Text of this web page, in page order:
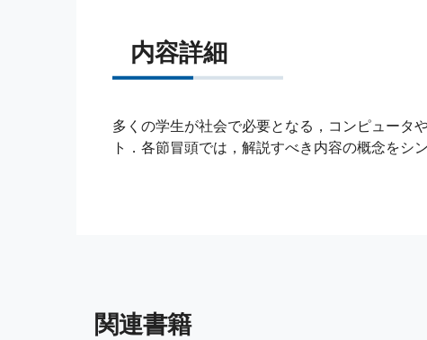
内容詳細
多くの学生が社会で必要となる，コンピュータ
ト．各節冒頭では，解説すべき内容の概念をシ
関連書籍